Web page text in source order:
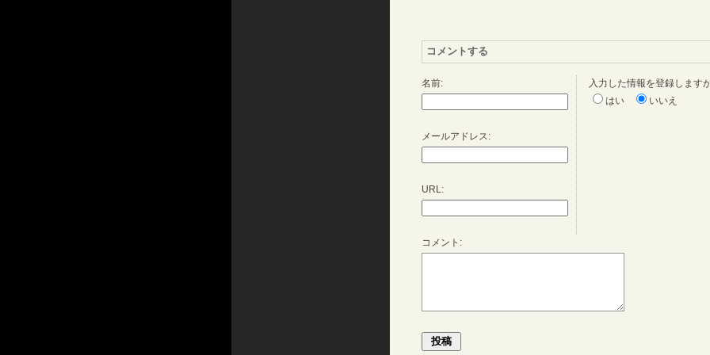
コメントする
名前:
メールアドレス:
URL:
入力した情報を登録します
はい
いいえ
コメント: